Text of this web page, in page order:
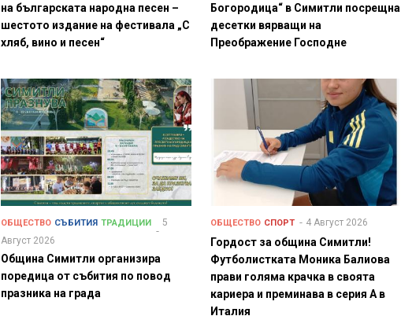
на българската народна песен –
шестото издание на фестивала „С
хляб, вино и песен“
Богородица“ в Симитли посрещна
десетки вярващи на
Преображение Господне
ОБЩЕСТВО СЪБИТИЯ ТРАДИЦИИ
5
Август 2026
Община Симитли организира
поредица от събития по повод
празника на града
ОБЩЕСТВО СПОРТ 4 Август 2026
Гордост за община Симитли!
Футболистката Моника Балиова
прави голяма крачка в своята
кариера и преминава в серия А в
Италия